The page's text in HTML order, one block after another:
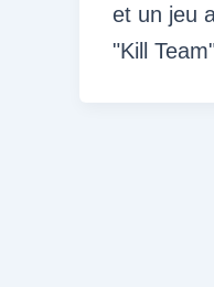
et un jeu
"Kill